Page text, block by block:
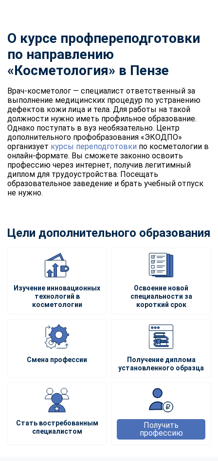
О курсе профпереподготовки
по направлению
«Косметология» в Пензе
Врач-косметолог — специалист ответственный за
выполнение медицинских процедур по устранению
дефектов кожи лица и тела. Для работы на такой
должности нужно иметь профильное образование.
Однако поступать в вуз необязательно. Центр
дополнительного профобразования «ЭКОДПО»
организует курсы переподготовки по косметологии в
онлайн-формате. Вы сможете законно освоить
профессию через интернет, получив легитимный
диплом для трудоустройства. Посещать
образовательное заведение и брать учебный отпуск
не нужно.
Цели дополнительного образования
Изучение инновационных
технологий в
косметологии
Освоение новой
специальности за
короткий срок
Смена профессии
Получение диплома
установленного образца
Стать востребованным
специалистом
Получить
профессию